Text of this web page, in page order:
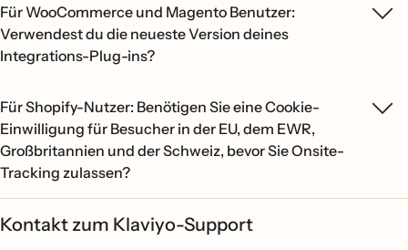
Für WooCommerce und Magento Benutzer:
Verwendest du die neueste Version deines
Integrations-Plug-ins?
Für Shopify-Nutzer: Benötigen Sie eine Cookie-
Einwilligung für Besucher in der EU, dem EWR,
Großbritannien und der Schweiz, bevor Sie Onsite-
Tracking zulassen?
Kontakt zum Klaviyo-Support